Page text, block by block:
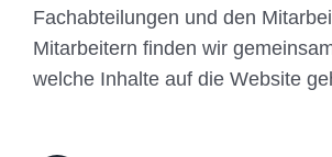
Fachabteilungen und den
Mitarbeitern finden wir
welche Inhalte auf die Website